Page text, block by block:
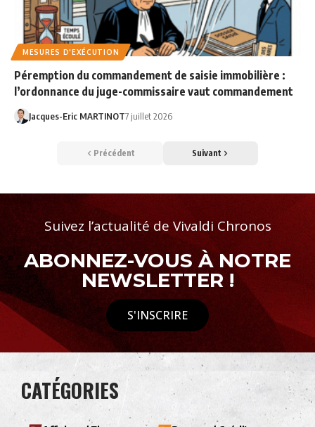
MESURES D'EXÉCUTION
Péremption du commandement de saisie immobilière :
l’ordonnance du juge-commissaire vaut commandement
Jacques-Eric MARTINOT7 juillet 2026
Précédent Suivant
Suivez l’actualité de Vivaldi Chronos
ABONNEZ-VOUS À NOTRE
NEWSLETTER !
S'INSCRIRE
CATÉGORIES